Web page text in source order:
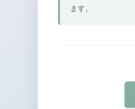
ます。